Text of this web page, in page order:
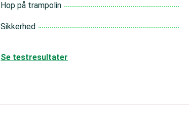
Hop på trampolin
Sikkerhed
Se testresultater